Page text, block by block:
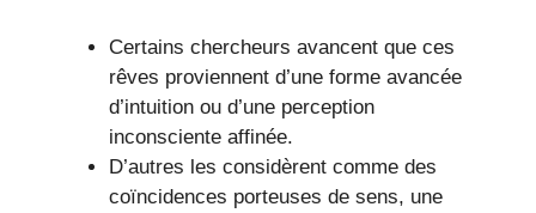
Certains chercheurs avancent que ces
rêves proviennent d’une forme avancée
d’intuition ou d’une perception
inconsciente affinée.
D’autres les considèrent comme des
coïncidences porteuses de sens, une